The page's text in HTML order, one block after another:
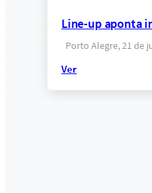
Line-up aponta
Porto Alegre, 21 de
Ver